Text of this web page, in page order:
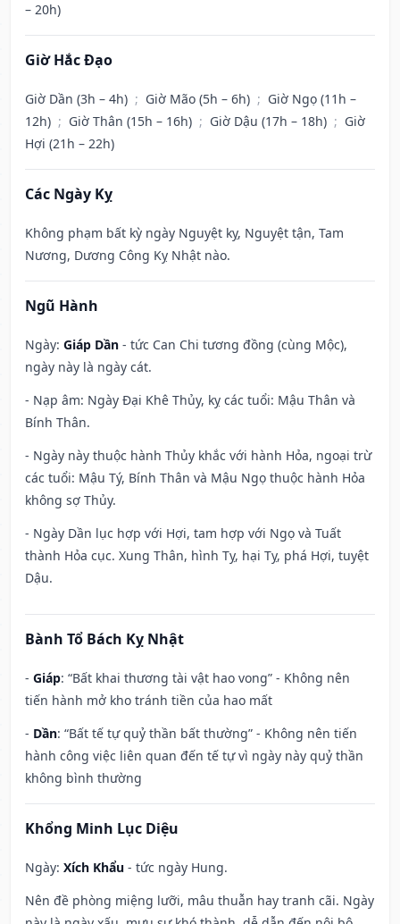
– 20h)
Giờ Hắc Đạo
Giờ Dần (3h – 4h) ; Giờ Mão (5h – 6h) ; Giờ Ngọ (11h –
12h) ; Giờ Thân (15h – 16h) ; Giờ Dậu (17h – 18h) ; Giờ
Hợi (21h – 22h)
Các Ngày Kỵ
Không phạm bất kỳ ngày Nguyệt kỵ, Nguyệt tận, Tam
Nương, Dương Công Kỵ Nhật nào.
Ngũ Hành
Ngày: Giáp Dần - tức Can Chi tương đồng (cùng Mộc),
ngày này là ngày cát.
- Nạp âm: Ngày Đại Khê Thủy, kỵ các tuổi: Mậu Thân và
Bính Thân.
- Ngày này thuộc hành Thủy khắc với hành Hỏa, ngoại trừ
các tuổi: Mậu Tý, Bính Thân và Mậu Ngọ thuộc hành Hỏa
không sợ Thủy.
- Ngày Dần lục hợp với Hợi, tam hợp với Ngọ và Tuất
thành Hỏa cục. Xung Thân, hình Tỵ, hại Tỵ, phá Hợi, tuyệt
Dậu.
Bành Tổ Bách Kỵ Nhật
- Giáp: “Bất khai thương tài vật hao vong” - Không nên
tiến hành mở kho tránh tiền của hao mất
- Dần: “Bất tế tự quỷ thần bất thường” - Không nên tiến
hành công việc liên quan đến tế tự vì ngày này quỷ thần
không bình thường
Khổng Minh Lục Diệu
Ngày: Xích Khẩu - tức ngày Hung.
Nên đề phòng miệng lưỡi, mâu thuẫn hay tranh cãi. Ngày